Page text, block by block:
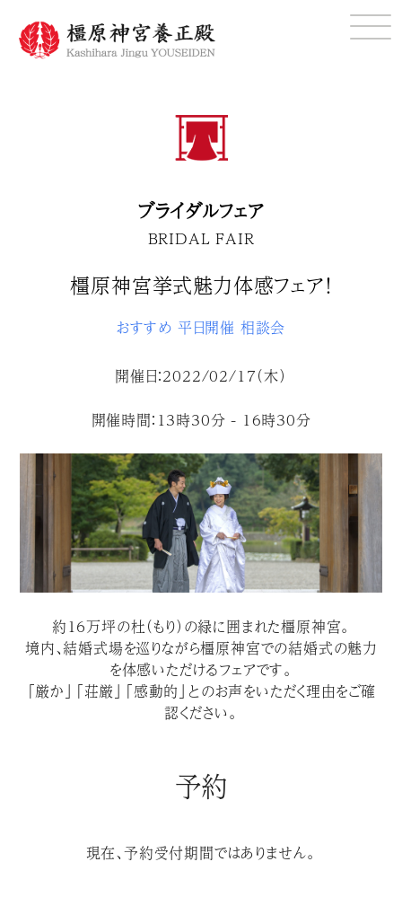
ブライダルフェア
BRIDAL FAIR
橿原神宮挙式魅力体感フェア！
おすすめ 平日開催 相談会
開催日：2022/02/17（木）
開催時間：13時30分 - 16時30分
約１６万坪の杜（もり）の緑に囲まれた橿原神宮。
境内、結婚式場を巡りながら橿原神宮での結婚式の魅力
を体感いただけるフェアです。
「厳か」「荘厳」「感動的」とのお声をいただく理由をご確
認ください。
予約
現在、予約受付期間ではありません。